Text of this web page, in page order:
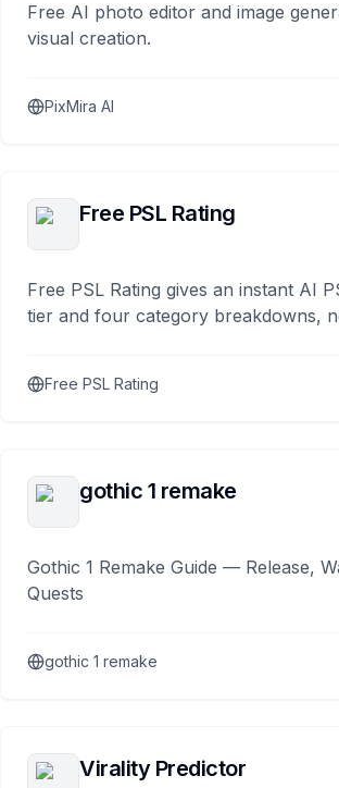
Free AI photo editor and image
visual creation.
PixMira AI
Free PSL Rating
Free PSL Rating gives an instant AI
tier and four category breakdowns,
Free PSL Rating
gothic 1 remake
Gothic 1 Remake Guide — Release,
Quests
gothic 1 remake
Virality Predictor